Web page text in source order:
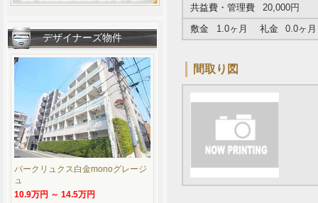
共益費・管理費
20,000円
敷金
1.0ヶ月 礼金 0.0ヶ月
間取り図
デザイナーズ物件
パークリュクス白金monoグレージ
ュ
10.9万円 ～ 14.5万円